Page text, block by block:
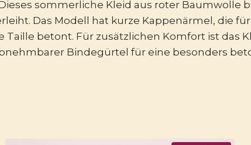
sommerliche Kleid aus roter
Das Modell hat kurze Kappenärmel, die
betont. Für zusätzlichen Komfort ist das
Bindegürtel für eine besonders